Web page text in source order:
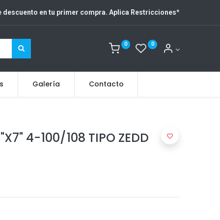
descuento en tu primer compra. Aplica Restricciones*
0 0
Galería Contacto
4-100/108 TIPO ZEDD